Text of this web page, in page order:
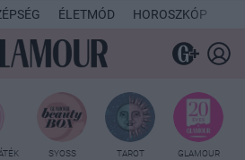
ÉLETMÓD HOROSZKÓP
SYOSS TAROT
GLAMOUR